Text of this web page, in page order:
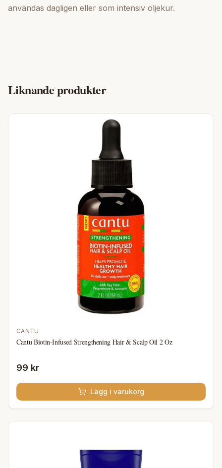
användas dagligen eller som intensiv oljekur.
Liknande produkter
CANTU
Cantu Biotin-Infused Strengthening Hair & Scalp Oil 2 Oz
99 kr
Lägg i varukorg